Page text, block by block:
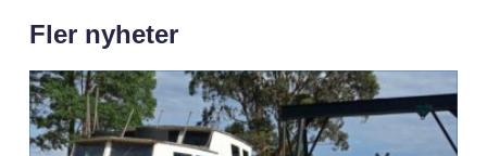
Fler nyheter